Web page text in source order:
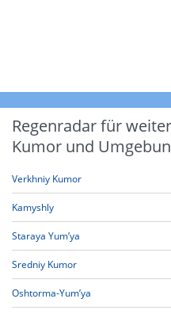
Regenradar für
Kumor und
Verkhniy Kumor
Kamyshly
Staraya Yum’ya
Sredniy Kumor
Oshtorma-Yum’ya